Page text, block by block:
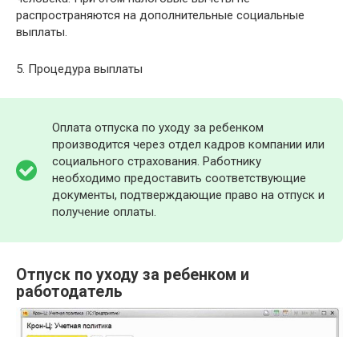
распространяются на дополнительные социальные
выплаты.
5. Процедура выплаты
Оплата отпуска по уходу за ребенком
производится через отдел кадров компании или
социального страхования. Работнику
необходимо предоставить соответствующие
документы, подтверждающие право на отпуск и
получение оплаты.
Отпуск по уходу за ребенком и
работодатель